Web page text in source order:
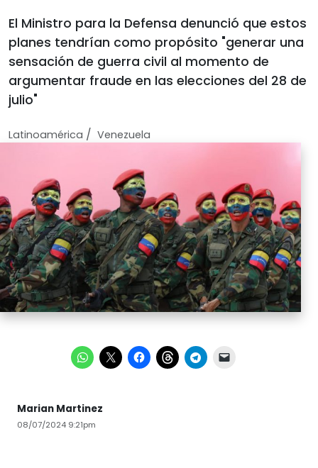
El Ministro para la Defensa denunció que estos
planes tendrían como propósito "generar una
sensación de guerra civil al momento de
argumentar fraude en las elecciones del 28 de
julio"
Latinoamérica / Venezuela
Marian Martinez
08/07/2024 9:21pm